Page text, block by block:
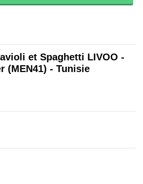
et Spaghetti LIVOO -
(MEN41) - Tunisie